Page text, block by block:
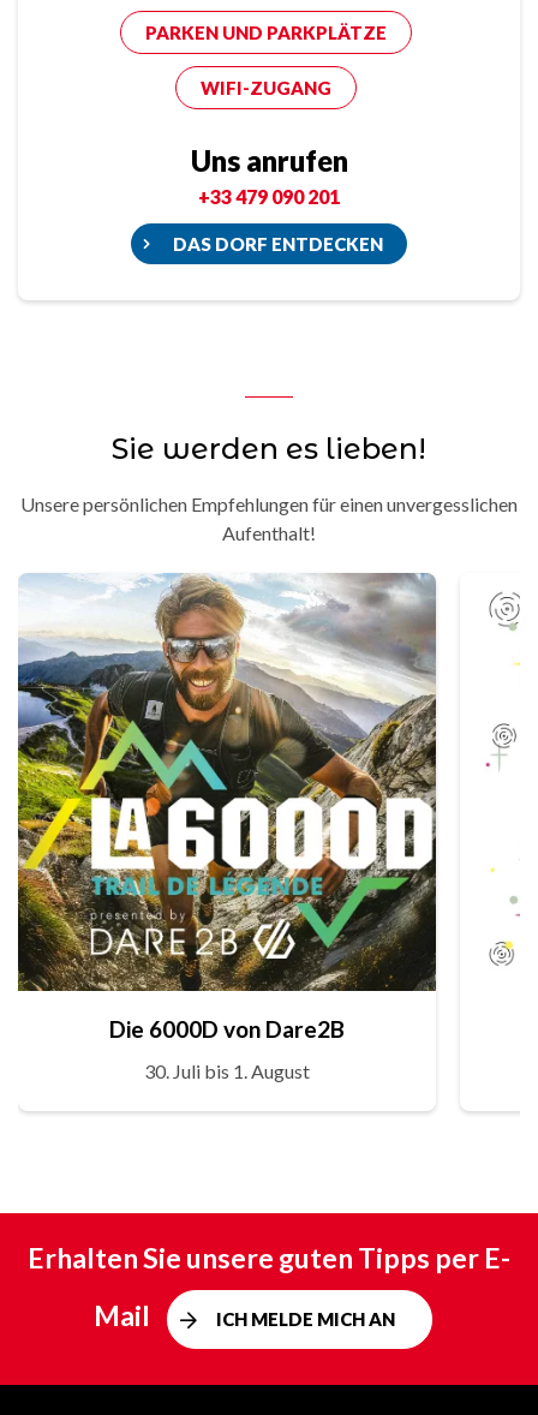
PARKEN UND PARKPLÄTZE
WIFI-ZUGANG
Uns anrufen
+33 479 090 201
DAS DORF ENTDECKEN
Sie werden es lieben!
Unsere persönlichen Empfehlungen für einen unvergesslichen
Aufenthalt!
Die 6000D von Dare2B
30. Juli bis 1. August
Erhalten Sie unsere guten Tipps per E-
Mail
ICH MELDE MICH AN